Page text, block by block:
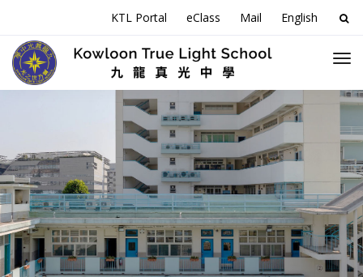
KTL Portal eClass Mail English
搜
尋
關